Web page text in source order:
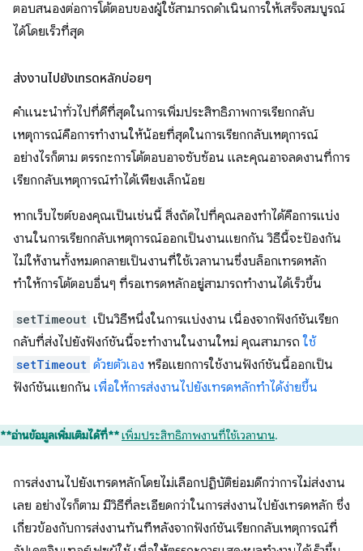
ตอบสนองต่อการโต้ตอบของผู้ใช้สามารถดำเนินการให้เสร็จสมบูรณ์
ได้โดยเร็วที่สุด
ส่งงานไปยังเทรดหลักบ่อยๆ
คำแนะนำทั่วไปที่ดีที่สุดในการเพิ่มประสิทธิภาพการเรียกกลับ
เหตุการณ์คือการทำงานให้น้อยที่สุดในการเรียกกลับเหตุการณ์
อย่างไรก็ตาม ตรรกะการโต้ตอบอาจซับซ้อน และคุณอาจลดงานที่การ
เรียกกลับเหตุการณ์ทำได้เพียงเล็กน้อย
หากเว็บไซต์ของคุณเป็นเช่นนี้ สิ่งถัดไปที่คุณลองทำได้คือการแบ่ง
งานในการเรียกกลับเหตุการณ์ออกเป็นงานแยกกัน วิธีนี้จะป้องกัน
ไม่ให้งานทั้งหมดกลายเป็นงานที่ใช้เวลานานซึ่งบล็อกเทรดหลัก
ทำให้การโต้ตอบอื่นๆ ที่รอเทรดหลักอยู่สามารถทำงานได้เร็วขึ้น
setTimeout เป็นวิธีหนึ่งในการแบ่งงาน เนื่องจากฟังก์ชันเรียก
กลับที่ส่งไปยังฟังก์ชันนี้จะทำงานในงานใหม่ คุณสามารถ ใช้
setTimeout ด้วยตัวเอง หรือแยกการใช้งานฟังก์ชันนี้ออกเป็น
ฟังก์ชันแยกกัน เพื่อให้การส่งงานไปยังเทรดหลักทำได้ง่ายขึ้น
**อ่านข้อมูลเพิ่มเติมได้ที่**เพิ่มประสิทธิภาพงานที่ใช้เวลานาน.
การส่งงานไปยังเทรดหลักโดยไม่เลือกปฏิบัติย่อมดีกว่าการไม่ส่งงาน
เลย อย่างไรก็ตาม มีวิธีที่ละเอียดกว่าในการส่งงานไปยังเทรดหลัก ซึ่ง
เกี่ยวข้องกับการส่งงานทันทีหลังจากฟังก์ชันเรียกกลับเหตุการณ์ที่